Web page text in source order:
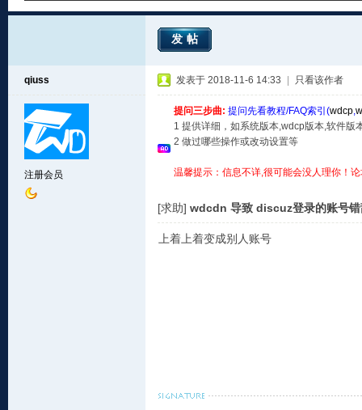
发帖
qiuss
注册会员
发表于 2018-11-6 14:33 只看该作者
提问三步曲: 提问先看教程/FAQ索引(wdcp,
1 提供详细，如系统版本,wdcp版本,软件版
2 做过哪些操作或改动设置等
温馨提示：信息不详,很可能会没人理你！
[求助] wdcdn 导致 discuz登录的账号错
上着上着变成别人账号